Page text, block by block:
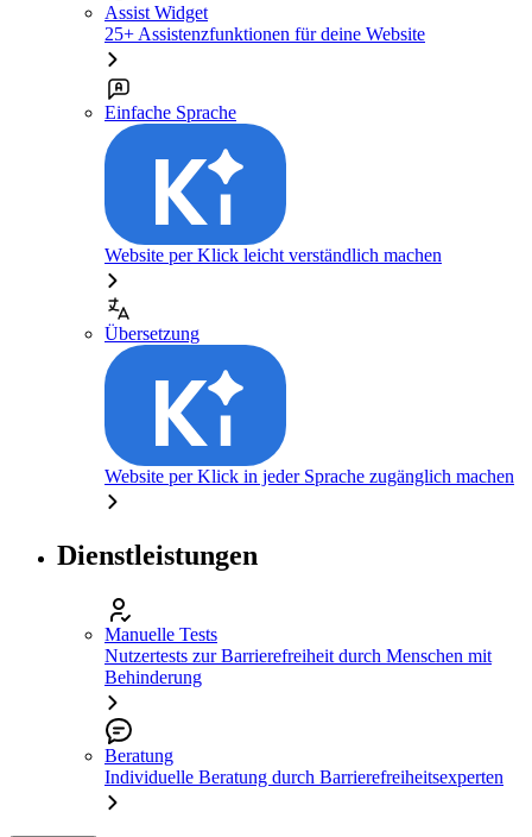
Assist Widget
25+ Assistenzfunktionen für deine Website
Einfache Sprache
Website per Klick leicht verständlich machen
Übersetzung
Website per Klick in jeder Sprache zugänglich machen
Dienstleistungen
Manuelle Tests
Nutzertests zur Barrierefreiheit durch Menschen mit
Behinderung
Beratung
Individuelle Beratung durch Barrierefreiheitsexperten